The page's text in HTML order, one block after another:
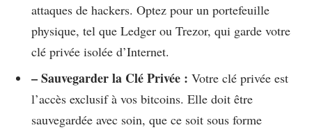
attaques de hackers. Optez pour un portefeuille
physique, tel que Ledger ou Trezor, qui garde votre
clé privée isolée d’Internet.
– Sauvegarder la Clé Privée : Votre clé privée est
l’accès exclusif à vos bitcoins. Elle doit être
sauvegardée avec soin, que ce soit sous forme